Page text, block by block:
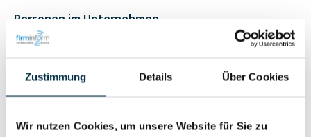
Zustimmung Details Über Cookies
Wir nutzen Cookies, um unsere Website für Sie zu
Personen im Unternehmen
Geschäftsführer (1)
Nutzer
Vollständiges